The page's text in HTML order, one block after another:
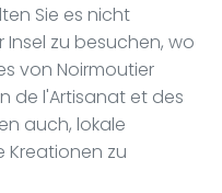
Sie es nicht
zu besuchen, wo
von Noirmoutier
de l'Artisanat et des
auch, lokale
Kreationen zu